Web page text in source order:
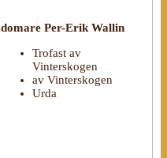
domare Per-Erik Wallin
Trofast av
Vinterskogen
av Vinterskogen
Urda